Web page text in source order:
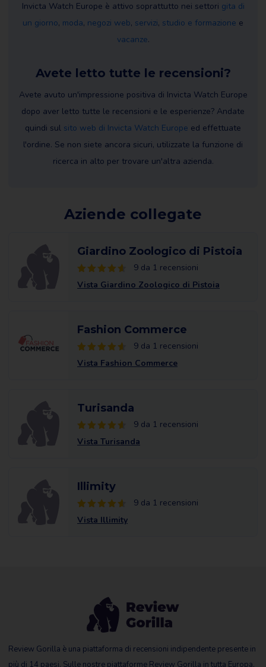
Invicta Watch Europe è attivo soprattutto nei settori gita di
un giorno, moda, negozi web, servizi, studio e formazione e
vacanze.
Avete letto tutte le recensioni?
Avete avuto un'impressione positiva di Invicta Watch Europe
dopo aver letto tutte le recensioni e le esperienze? Andate
quindi sul sito web di Invicta Watch Europe ed effettuate
l'ordine. Se non siete ancora sicuri, utilizzate la funzione di
ricerca in alto per trovare un'altra azienda.
Aziende collegate
Giardino Zoologico di Pistoia
9 da 1 recensioni
Vista Giardino Zoologico di Pistoia
Fashion Commerce
9 da 1 recensioni
Vista Fashion Commerce
Turisanda
9 da 1 recensioni
Vista Turisanda
Illimity
9 da 1 recensioni
Vista Illimity
Review Gorilla è una piattaforma di recensioni indipendente presente in
più di 14 paesi. Sulle nostre piattaforme Review Gorilla in tutta Europa,